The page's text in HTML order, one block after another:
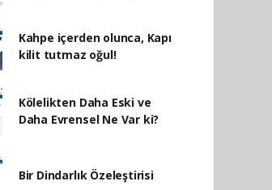
Kahpe içerden olunca, Kapı
kilit tutmaz oğul!
Kölelikten Daha Eski ve
Daha Evrensel Ne Var ki?
Bir Dindarlık Özeleştirisi